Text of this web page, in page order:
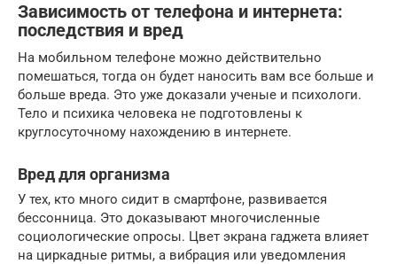
Зависимость от телефона и интернета:
последствия и вред
На мобильном телефоне можно действительно
помешаться, тогда он будет наносить вам все больше и
больше вреда. Это уже доказали ученые и психологи.
Тело и психика человека не подготовлены к
круглосуточному нахождению в интернете.
Вред для организма
У тех, кто много сидит в смартфоне, развивается
бессонница. Это доказывают многочисленные
социологические опросы. Цвет экрана гаджета влияет
на циркадные ритмы, а вибрация или уведомления